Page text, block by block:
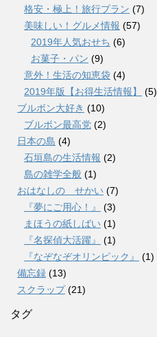
格安・極上！旅行プラン (7)
美味しい！グルメ情報 (57)
2019年人気おせち (6)
お菓子・パン (9)
意外！生活の知恵袋 (4)
2019年版【お得生活情報】
(5)
ブルボン大好き (10)
ブルボン最高党 (2)
日本の島 (4)
石垣島の生活情報 (2)
島の雑学全般 (1)
おはなしの せかい (7)
『夢にご用心！』
(3)
まほうの紙しばい (1)
『名探偵大活躍』
(1)
『なぞなぞオリンピック』
(1)
備忘録 (13)
スクラップ(21)
タグ